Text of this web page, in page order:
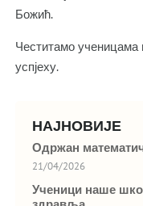
Божић.
Честитамо ученицама
успјеху.
НАЈНОВИЈЕ
Одржан
21/04/2026
Ученици наше